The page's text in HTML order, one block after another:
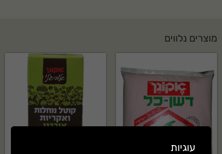
מוצרים נלווים
עוגיות